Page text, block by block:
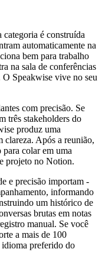
categoria é construída
automaticamente na
bem para trabalho
na sala de conferências
O Speakwise vive no seu
com precisão. Se
três stakeholders do
produz uma
clareza. Após a reunião,
colar em uma
projeto no Notion.
e precisão importam -
informando
um histórico de
brutas em notas
manual. Se você
a mais de 100
preferido do